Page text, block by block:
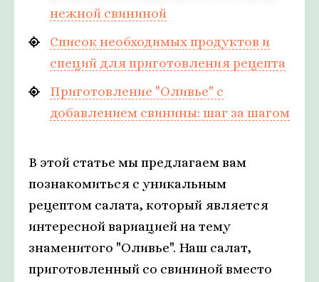
нежной свининой
Список необходимых продуктов и
специй для приготовления рецепта
Приготовление "Оливье" с
добавлением свинины: шаг за шагом
В этой статье мы предлагаем вам
познакомиться с уникальным
рецептом салата, который является
интересной вариацией на тему
знаменитого "Оливье". Наш салат,
приготовленный со свининой вместо